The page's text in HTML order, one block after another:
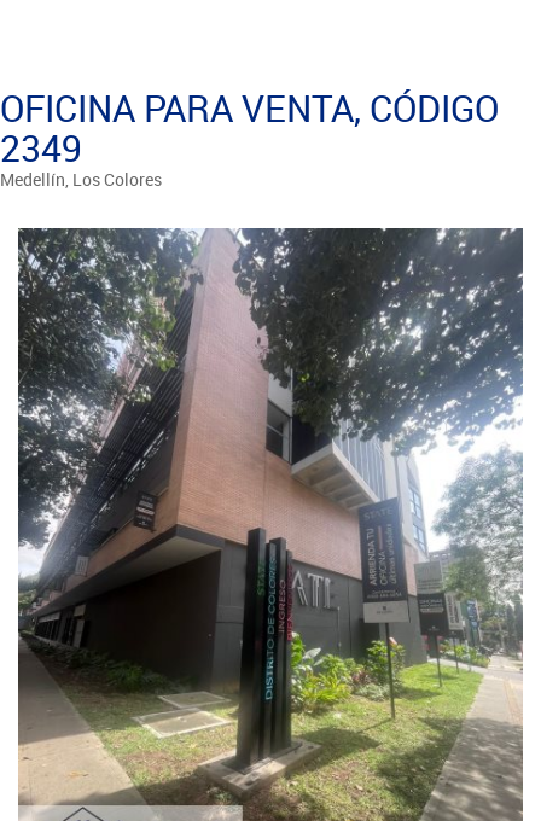
OFICINA PARA VENTA, CÓDIGO
2349
Medellín, Los Colores